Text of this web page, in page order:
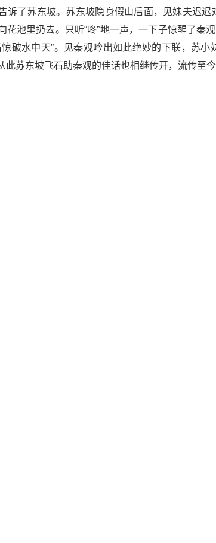
诉了苏东坡。苏东坡隐身假山后面，见妹夫迟迟
花池里扔去。只听“咚”地一声，一下子惊醒了秦
破水中天”。见秦观吟出如此绝妙的下联，苏
此苏东坡飞石助秦观的佳话也相继传开，流传至今